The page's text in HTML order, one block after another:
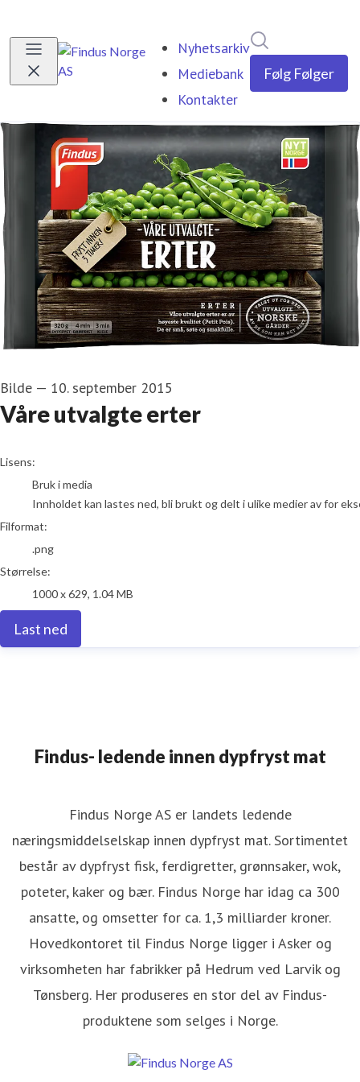
Nyhetsarkiv
Mediebank
Kontakter
Følg Følger
Bilde — 10. september 2015
Våre utvalgte erter
go to media item
Lisens:
Bruk i media
Innholdet kan lastes ned, bli brukt og delt i ulike medier av for
Filformat:
.png
Størrelse:
1000 x 629, 1.04 MB
Last ned
Findus- ledende innen dypfryst mat
Findus Norge AS er landets ledende
næringsmiddelselskap innen dypfryst mat. Sortimentet
består av dypfryst fisk, ferdigretter, grønnsaker, wok,
poteter, kaker og bær. Findus Norge har idag ca 300
ansatte, og omsetter for ca. 1,3 milliarder kroner.
Hovedkontoret til Findus Norge ligger i Asker og
virksomheten har fabrikker på Hedrum ved Larvik og
Tønsberg. Her produseres en stor del av Findus-
produktene som selges i Norge.